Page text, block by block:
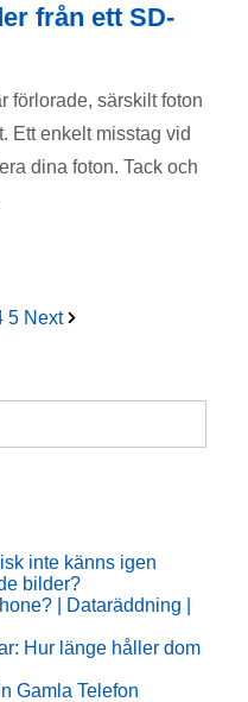
från ett SD-
förlorade, särskilt foton
Ett enkelt misstag vid
dina foton. Tack och
5 Next
inte känns igen
bilder?
| Dataräddning |
Hur länge håller dom
Gamla Telefon